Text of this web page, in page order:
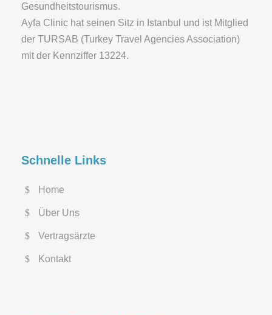
Gesundheitstourismus.
Ayfa Clinic hat seinen Sitz in Istanbul und ist Mitglied
der TURSAB (Turkey Travel Agencies Association)
mit der Kennziffer 13224.
Schnelle Links
Home
Über Uns
Vertragsärzte
Kontakt